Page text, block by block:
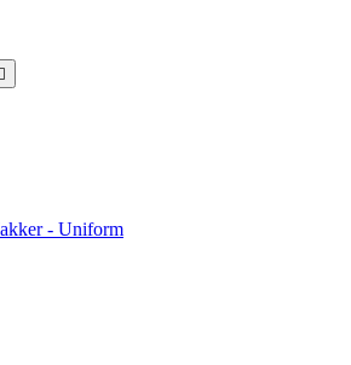

- Uniform